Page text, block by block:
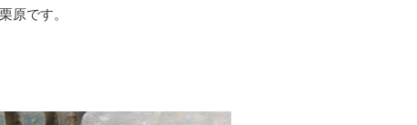
原です。